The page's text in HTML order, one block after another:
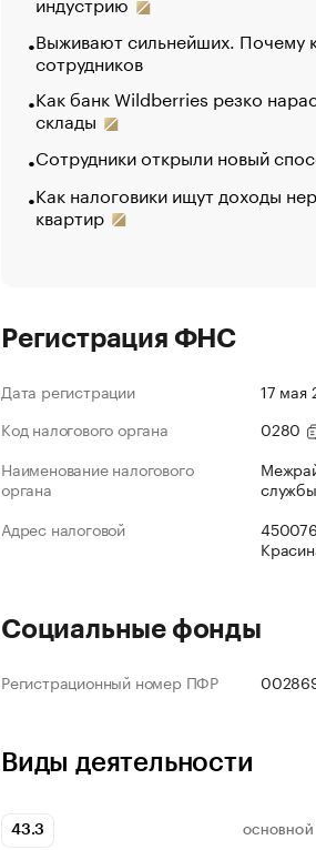
Выживают сильнейших. Почему
сотрудников
Как банк Wildberries резко
склады
Сотрудники открыли новый
Как налоговики ищут доходы
квартир
Регистрация ФНС
Дата регистрации
17 мая
Код налогового органа
0280
Наименование налогового
органа
Адрес налоговой
Социальные фонды
Регистрационный номер ПФР
Виды деятельности
43.3 ОСНОВНОЙ